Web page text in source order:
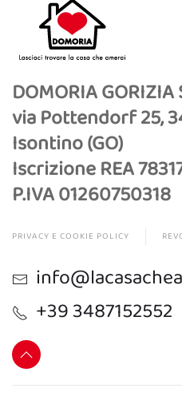
DOMORIA GORIZIA
via Pottendorf 25,
Isontino (GO)
Iscrizione REA
P.IVA 01260750318
PRIVACY E COOKIE POLICY
+39 3487152552